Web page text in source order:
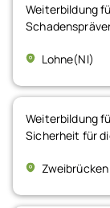
Weiterbildung
Lohne(NI)
Weiterbildung
Sicherheit für